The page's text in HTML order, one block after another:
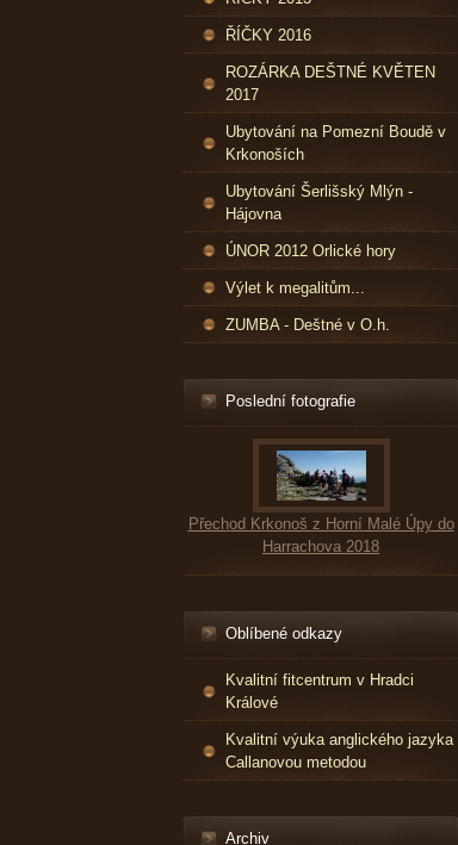
ŘÍČKY 2016
ROZÁRKA DEŠTNÉ KVĚTEN
2017
Ubytování na Pomezní Boudě v
Krkonoších
Ubytování Šerlišský Mlýn -
Hájovna
ÚNOR 2012 Orlické hory
Výlet k megalitům...
ZUMBA - Deštné v O.h.
Poslední fotografie
Přechod Krkonoš z Horní Malé Úpy do
Harrachova 2018
Oblíbené odkazy
Kvalitní fitcentrum v Hradci
Králové
Kvalitní výuka anglického jazyka
Callanovou metodou
Archiv